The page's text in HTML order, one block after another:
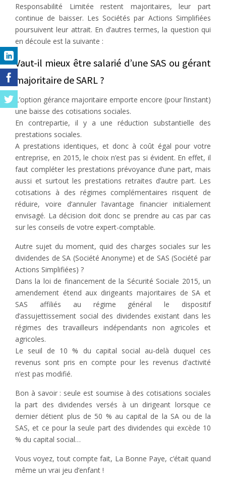
Responsabilité Limitée restent majoritaires, leur part
continue de baisser. Les Sociétés par Actions Simplifiées
poursuivent leur attrait. En d’autres termes, la question qui
en découle est la suivante :
Vaut-il mieux être salarié d’une SAS ou gérant
majoritaire de SARL ?
L’option gérance majoritaire emporte encore (pour l’instant)
une baisse des cotisations sociales.
En contrepartie, il y a une réduction substantielle des
prestations sociales.
A prestations identiques, et donc à coût égal pour votre
entreprise, en 2015, le choix n’est pas si évident. En effet, il
faut compléter les prestations prévoyance d’une part, mais
aussi et surtout les prestations retraites d’autre part. Les
cotisations à des régimes complémentaires risquent de
réduire, voire d’annuler l’avantage financier initialement
envisagé. La décision doit donc se prendre au cas par cas
sur les conseils de votre expert-comptable.
Autre sujet du moment, quid des charges sociales sur les
dividendes de SA (Société Anonyme) et de SAS (Société par
Actions Simplifiées) ?
Dans la loi de financement de la Sécurité Sociale 2015, un
amendement étend aux dirigeants majoritaires de SA et
SAS affiliés au régime général le dispositif
d’assujettissement social des dividendes existant dans les
régimes des travailleurs indépendants non agricoles et
agricoles.
Le seuil de 10 % du capital social au-delà duquel ces
revenus sont pris en compte pour les revenus d’activité
n’est pas modifié.
Bon à savoir : seule est soumise à des cotisations sociales
la part des dividendes versés à un dirigeant lorsque ce
dernier détient plus de 50 % au capital de la SA ou de la
SAS, et ce pour la seule part des dividendes qui excède 10
% du capital social…
Vous voyez, tout compte fait, La Bonne Paye, c’était quand
même un vrai jeu d’enfant !